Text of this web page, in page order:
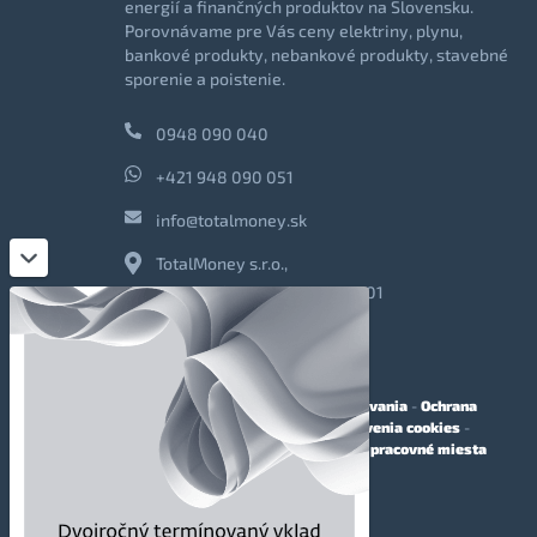
energií a finančných produktov na Slovensku.
Porovnávame pre Vás ceny elektriny, plynu,
bankové produkty, nebankové produkty, stavebné
sporenie a poistenie.
0948 090 040
+421 948 090 051
info@totalmoney.sk
TotalMoney s.r.o.,
Levočská 866, Poprad, 058 01
-Reklama- Podmienky používania - Ochrana
osobných údajov-Cookies Nastavenia cookies -
Finančné sprostredkovanie-Voľné pracovné miesta
Affiliate - partnerský program